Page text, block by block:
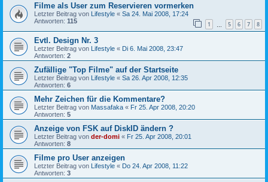
Filme als User zum Reservieren vormerken
Letzter Beitrag von Lifestyle « Sa 24. Mai 2008, 17:24
Antworten: 115 1 5 6 7 8
Evtl. Design Nr. 3
Letzter Beitrag von Lifestyle « Di 6. Mai 2008, 23:47
Antworten: 2
Zufällige "Top Filme" auf der Startseite
Letzter Beitrag von Lifestyle « Sa 26. Apr 2008, 12:35
Antworten: 6
Mehr Zeichen für die Kommentare?
Letzter Beitrag von Massafaka « Fr 25. Apr 2008, 20:20
Antworten: 5
Anzeige von FSK auf DiskID ändern ?
Letzter Beitrag von der-domi « Fr 25. Apr 2008, 20:01
Antworten: 8
Filme pro User anzeigen
Letzter Beitrag von Lifestyle « Do 24. Apr 2008, 11:22
Antworten: 3